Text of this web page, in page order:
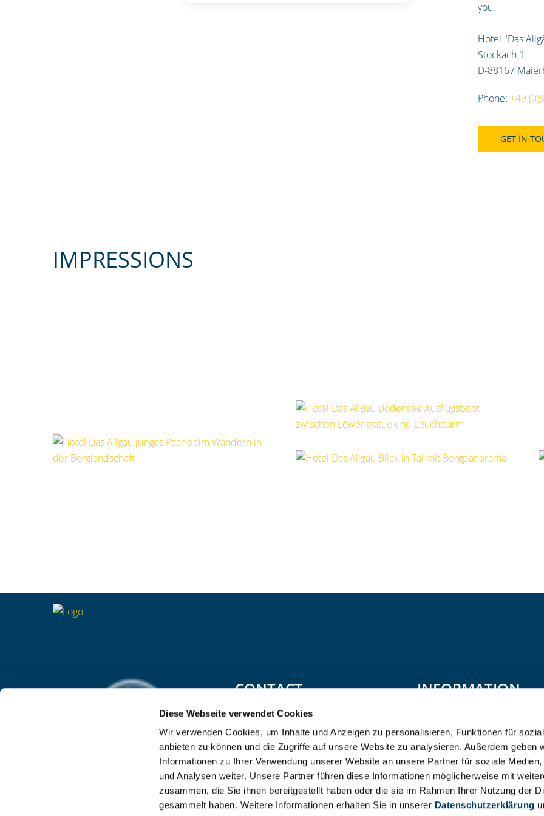
Diese Webseite verwendet Cookies
Wir verwenden Cookies, um Inhalte und Anzeigen zu personalisieren, Funktionen für
anbieten zu können und die Zugriffe auf unsere Website zu analysieren. Außerdem geben
Informationen zu Ihrer Verwendung unserer Website an unsere Partner für soziale Medien,
und Analysen weiter. Unsere Partner führen diese Informationen möglicherweise mit
zusammen, die Sie ihnen bereitgestellt haben oder die sie im Rahmen Ihrer Nutzung der
gesammelt haben. Weitere Informationen erhalten Sie in unserer Datenschutzerklärung
you.
Hotel "Das
Stockach 1
D-88167
Phone: +49
GET IN
IMPRESSIONS
CONTACT
Hotel "Das Allgäu"
Stockach 1
88167 Maierhöfen
Deutschland
www.gew-ferien.de
INFORMATION
Imprint
Terms and Conditions